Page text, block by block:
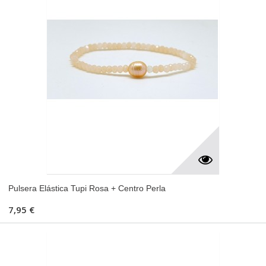
Pulsera Elástica Tupi Rosa + Centro Perla
7,95 €